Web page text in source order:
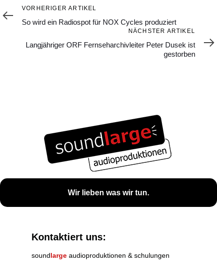
Vorheriger
Artikel
VORHERIGER ARTIKEL
So wird ein Radiospot für NOX Cycles produziert
Artikel
NÄCHSTER ARTIKEL
Langjähriger ORF Fernseharchivleiter Peter Dusek ist
gestorben
Wir lieben was wir tun.
Kontaktiert uns:
soundlarge audioproduktionen & schulungen